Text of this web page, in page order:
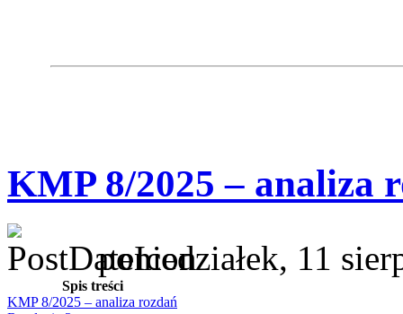
KMP 8/2025 – analiza
poniedziałek, 11
Spis treści
KMP 8/2025 – analiza rozdań